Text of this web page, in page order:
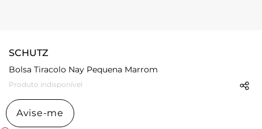
SCHUTZ
Bolsa Tiracolo Nay Pequena Marrom
Produto indisponível
Avise-me